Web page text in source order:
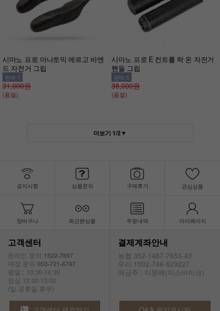
시마노 프로 아나토믹 에르고 바엔
드 자전거 그립
판매 1
31,000원
(품절)
시마노 프로 E 컨트롤 락 온 자전거
핸들 그립
판매 5
38,000원
(품절)
더보기 1/2▼
공지사항 상품문의 구매후기 관심상품
장바구니 최근본상품 주문내역 마이페이지
고객센터
온라인 문의 1522-7897
매장 문의 053-721-6787
평일 : 10:30-16:30
점심 12:00-13:00
(일.공휴일 휴무)
결제계좌안내
농협 352-1487-7653-43
우리 1002-746-829227
예금주 : 이원해(미소바이크)